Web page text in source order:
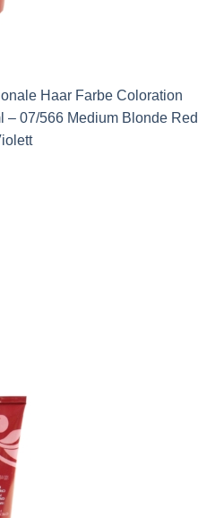
Haar Farbe Coloration
– 07/566 Medium Blonde Red